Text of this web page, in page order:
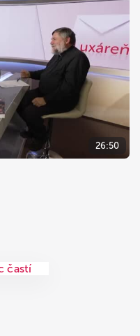
26:50
častí